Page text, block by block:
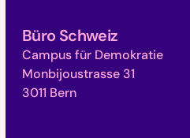
Büro Schweiz
Campus für Demokratie
Monbijoustrasse 31
3011 Bern